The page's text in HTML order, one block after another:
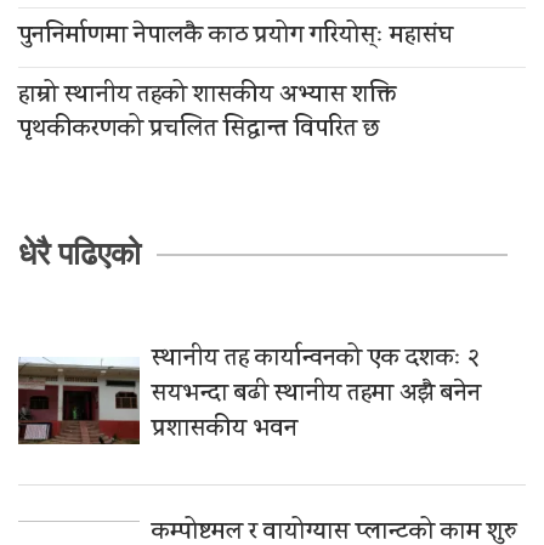
पुननिर्माणमा नेपालकै काठ प्रयोग गरियोस्ः महासंघ
हाम्रो स्थानीय तहको शासकीय अभ्यास शक्ति
पृथकीकरणको प्रचलित सिद्धान्त विपरित छ
धेरै पढिएको
स्थानीय तह कार्यान्वनको एक दशकः २
सयभन्दा बढी स्थानीय तहमा अझै बनेन
प्रशासकीय भवन
कम्पोष्टमल र वायोग्यास प्लान्टको काम शुरु